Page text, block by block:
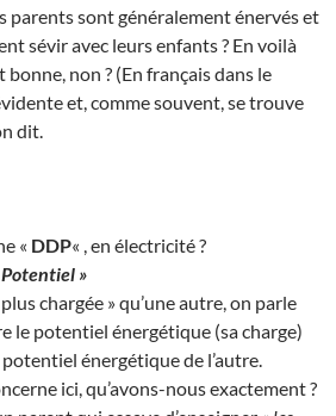
parents sont généralement énervés et
sévir avec leurs enfants ? En voilà
bonne, non ? (En français dans le
et, comme souvent, se trouve
dit.
« DDP« , en électricité ?
»
chargée » qu’une autre, on parle
le potentiel énergétique (sa charge)
énergétique de l’autre.
ici, qu’avons-nous exactement ?